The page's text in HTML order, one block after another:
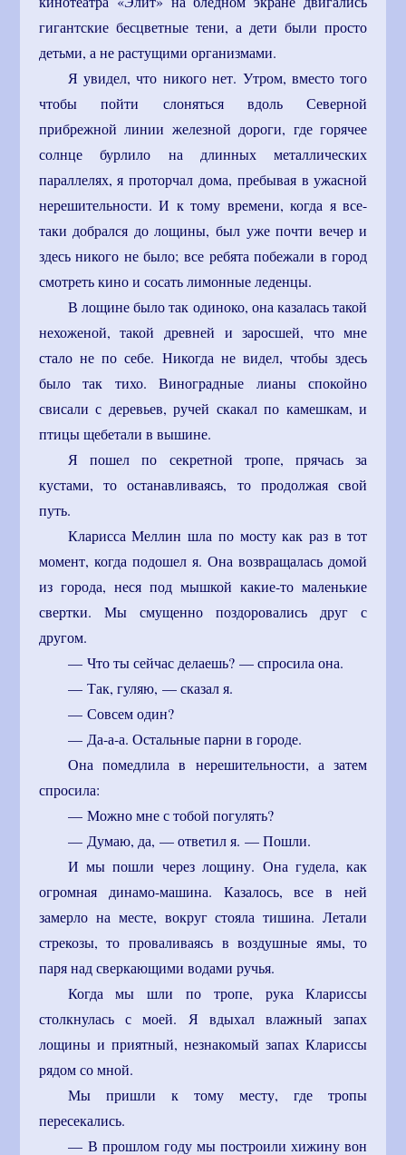
гигантские бесцветные тени, а дети были просто
детьми, а не растущими организмами.
Я увидел, что никого нет. Утром, вместо того
чтобы пойти слоняться вдоль Северной
прибрежной линии железной дороги, где горячее
солнце бурлило на длинных металлических
параллелях, я проторчал дома, пребывая в ужасной
нерешительности. И к тому времени, когда я все-
таки добрался до лощины, был уже почти вечер и
здесь никого не было; все ребята побежали в город
смотреть кино и сосать лимонные леденцы.
В лощине было так одиноко, она казалась такой
нехоженой, такой древней и заросшей, что мне
стало не по себе. Никогда не видел, чтобы здесь
было так тихо. Виноградные лианы спокойно
свисали с деревьев, ручей скакал по камешкам, и
птицы щебетали в вышине.
Я пошел по секретной тропе, прячась за
кустами, то останавливаясь, то продолжая свой
путь.
Кларисса Меллин шла по мосту как раз в тот
момент, когда подошел я. Она возвращалась домой
из города, неся под мышкой какие-то маленькие
свертки. Мы смущенно поздоровались друг с
другом.
— Что ты сейчас делаешь? — спросила она.
— Так, гуляю, — сказал я.
— Совсем один?
— Да-а-а. Остальные парни в городе.
Она помедлила в нерешительности, а затем
спросила:
— Можно мне с тобой погулять?
— Думаю, да, — ответил я. — Пошли.
И мы пошли через лощину. Она гудела, как
огромная динамо-машина. Казалось, все в ней
замерло на месте, вокруг стояла тишина. Летали
стрекозы, то проваливаясь в воздушные ямы, то
паря над сверкающими водами ручья.
Когда мы шли по тропе, рука Клариссы
столкнулась с моей. Я вдыхал влажный запах
лощины и приятный, незнакомый запах Клариссы
рядом со мной.
Мы пришли к тому месту, где тропы
пересекались.
— В прошлом году мы построили хижину вон